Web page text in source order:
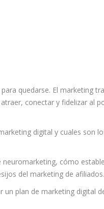
quedarse. El marketing
conectar y fidelizar al
digital y cuales son
cómo
del marketing de afiliados.
plan de marketing digital